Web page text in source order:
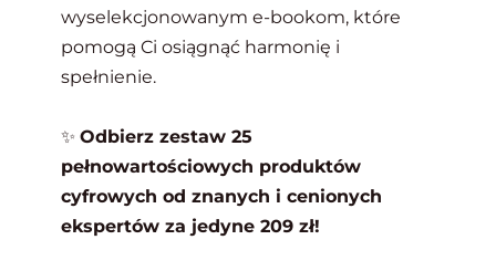
wyselekcjonowanym e-bookom, które
pomogą Ci osiągnąć harmonię i
spełnienie.
✨Odbierz zestaw 25
pełnowartościowych produktów
cyfrowych od znanych i cenionych
ekspertów za jedyne 209 zł!